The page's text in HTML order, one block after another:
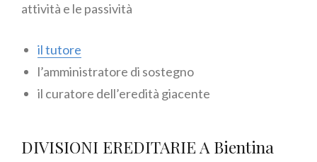
attività e le passività
il tutore
l’amministratore di sostegno
il curatore dell’eredità giacente
DIVISIONI EREDITARIE A Bientina